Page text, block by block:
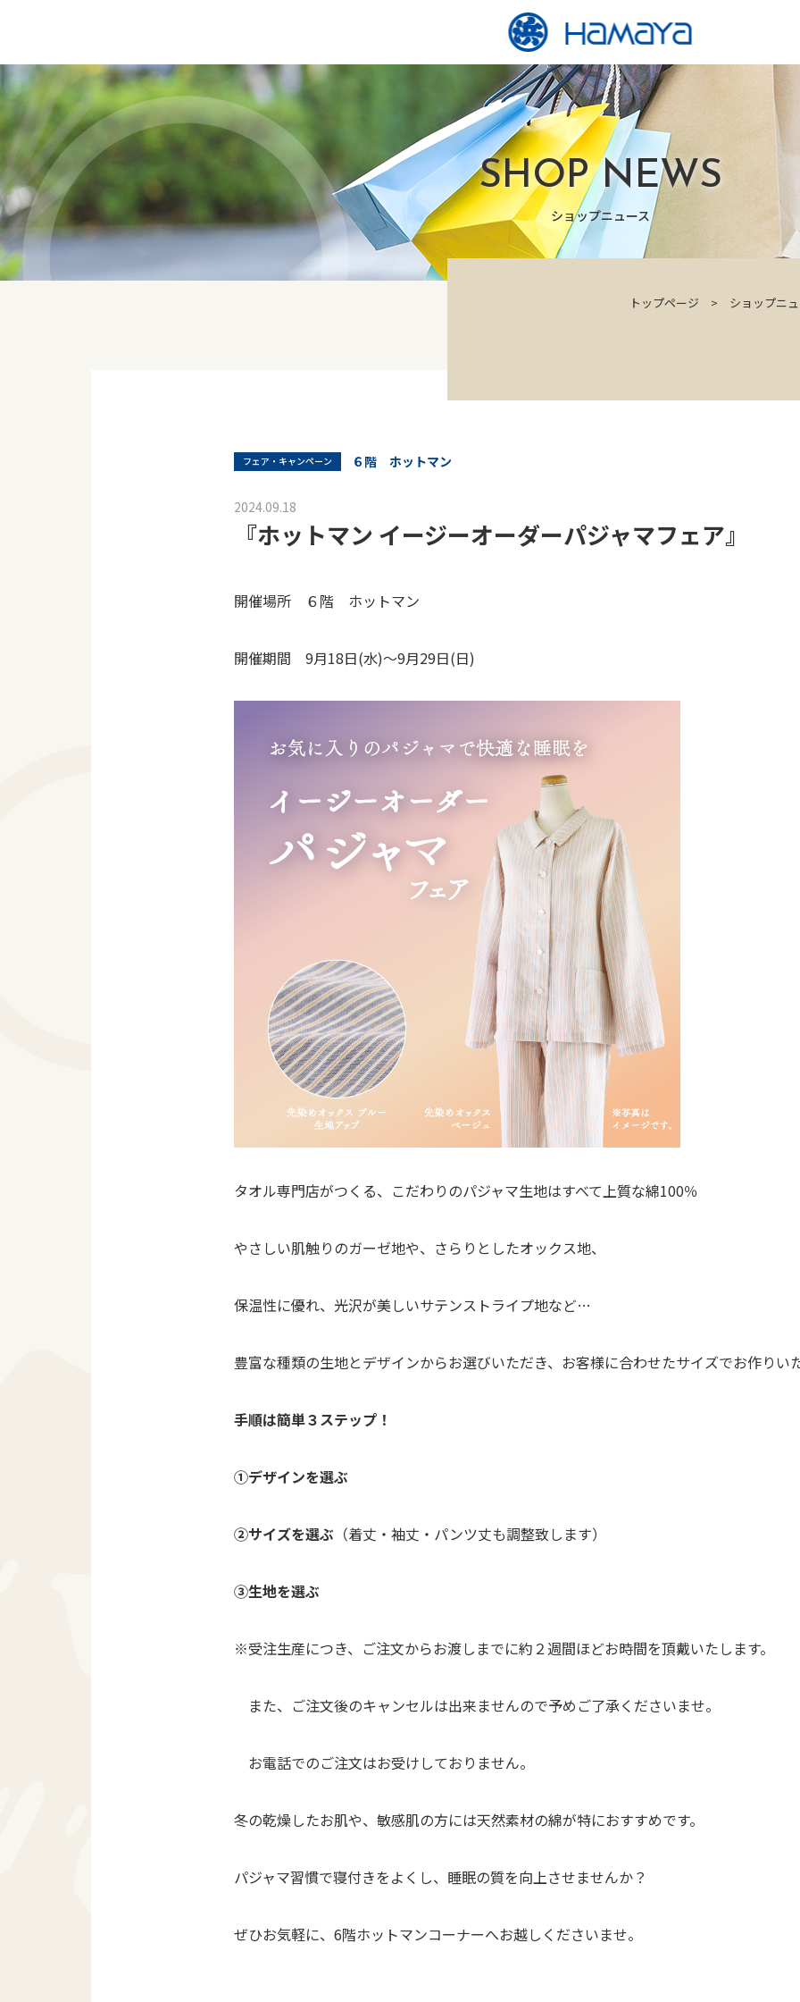
SHOP NEWS
ショップニュース
トップページ ショップニ
フェア・キャンペーン ６階 ホットマン
2024.09.18
『ホットマン イージーオーダーパジャマフェア』
開催場所 ６階 ホットマン
開催期間 9月18日(水)～9月29日(日)
タオル専門店がつくる、こだわりのパジャマ生地はすべて上質な綿100％
やさしい肌触りのガーゼ地や、さらりとしたオックス地、
保温性に優れ、光沢が美しいサテンストライプ地など…
豊富な種類の生地とデザインからお選びいただき、お客様に合わせたサイズでお作りいた
手順は簡単３ステップ！
①デザインを選ぶ
②サイズを選ぶ （着丈・袖丈・パンツ丈も調整致します）
③生地を選ぶ
※受注生産につき、ご注文からお渡しまでに約２週間ほどお時間を頂戴いたします。
また、ご注文後のキャンセルは出来ませんので予めご了承くださいませ。
お電話でのご注文はお受けしておりません。
冬の乾燥したお肌や、敏感肌の方には天然素材の綿が特におすすめです。
パジャマ習慣で寝付きをよくし、睡眠の質を向上させませんか？
ぜひお気軽に、6階ホットマンコーナーへお越しくださいませ。